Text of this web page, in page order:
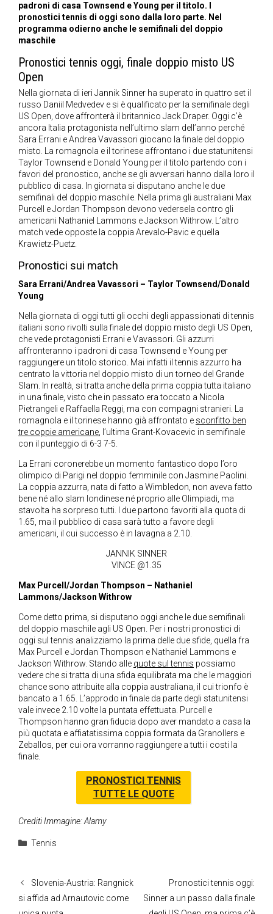
padroni di casa Townsend e Young per il titolo. I
pronostici tennis di oggi sono dalla loro parte. Nel
programma odierno anche le semifinali del doppio
maschile
Pronostici tennis oggi, finale doppio misto US
Open
Nella giornata di ieri Jannik Sinner ha superato in quattro set il
russo Daniil Medvedev e si è qualificato per la semifinale degli
US Open, dove affronterà il britannico Jack Draper. Oggi c’è
ancora Italia protagonista nell’ultimo slam dell’anno perché
Sara Errani e Andrea Vavassori giocano la finale del doppio
misto. La romagnola e il torinese affrontano i due statunitensi
Taylor Townsend e Donald Young per il titolo partendo con i
favori del pronostico, anche se gli avversari hanno dalla loro il
pubblico di casa. In giornata si disputano anche le due
semifinali del doppio maschile. Nella prima gli australiani Max
Purcell e Jordan Thompson devono vedersela contro gli
americani Nathaniel Lammons e Jackson Withrow. L’altro
match vede opposte la coppia Arevalo-Pavic e quella
Krawietz-Puetz.
Pronostici sui match
Sara Errani/Andrea Vavassori – Taylor Townsend/Donald
Young
Nella giornata di oggi tutti gli occhi degli appassionati di tennis
italiani sono rivolti sulla finale del doppio misto degli US Open,
che vede protagonisti Errani e Vavassori. Gli azzurri
affronteranno i padroni di casa Townsend e Young per
raggiungere un titolo storico. Mai infatti il tennis azzurro ha
centrato la vittoria nel doppio misto di un torneo del Grande
Slam. In realtà, si tratta anche della prima coppia tutta italiano
in una finale, visto che in passato era toccato a Nicola
Pietrangeli e Raffaella Reggi, ma con compagni stranieri. La
romagnola e il torinese hanno già affrontato e sconfitto ben
tre coppie americane, l’ultima Grant-Kovacevic in semifinale
con il punteggio di 6-3 7-5.
La Errani coronerebbe un momento fantastico dopo l’oro
olimpico di Parigi nel doppio femminile con Jasmine Paolini.
La coppia azzurra, nata di fatto a Wimbledon, non aveva fatto
bene né allo slam londinese né proprio alle Olimpiadi, ma
stavolta ha sorpreso tutti. I due partono favoriti alla quota di
1.65, ma il pubblico di casa sarà tutto a favore degli
americani, il cui successo è in lavagna a 2.10.
JANNIK SINNER
VINCE @1.35
Max Purcell/Jordan Thompson – Nathaniel
Lammons/Jackson Withrow
Come detto prima, si disputano oggi anche le due semifinali
del doppio maschile agli US Open. Per i nostri pronostici di
oggi sul tennis analizziamo la prima delle due sfide, quella fra
Max Purcell e Jordan Thompson e Nathaniel Lammons e
Jackson Withrow. Stando alle quote sul tennis possiamo
vedere che si tratta di una sfida equilibrata ma che le maggiori
chance sono attribuite alla coppia australiana, il cui trionfo è
bancato a 1.65. L’approdo in finale da parte degli statunitensi
vale invece 2.10 volte la puntata effettuata. Purcell e
Thompson hanno gran fiducia dopo aver mandato a casa la
più quotata e affiatatissima coppia formata da Granollers e
Zeballos, per cui ora vorranno raggiungere a tutti i costi la
finale.
PRONOSTICI TENNIS
TUTTE LE QUOTE
Crediti Immagine: Alamy
Categorie
Tennis
Slovenia-Austria: Rangnick
si affida ad Arnautovic come
Pronostici tennis oggi:
Sinner a un passo dalla finale